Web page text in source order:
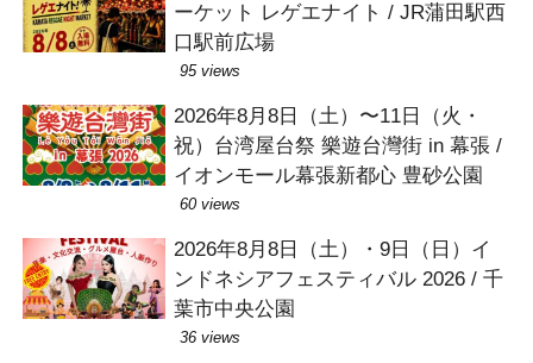
ーケット レゲエナイト / JR蒲田駅西
口駅前広場
95 views
2026年8月8日（土）〜11日（火・
祝）台湾屋台祭 樂遊台灣街 in 幕張 /
イオンモール幕張新都心 豊砂公園
60 views
2026年8月8日（土）・9日（日）イ
ンドネシアフェスティバル 2026 / 千
葉市中央公園
36 views